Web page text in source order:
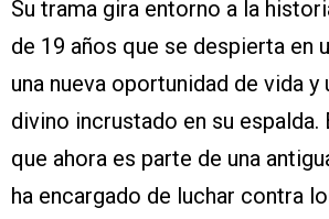
Su trama gira entorno a la
de 19 años que se despierta en
una nueva oportunidad de vida
divino incrustado en su espalda.
que ahora es parte de una
ha encargado de luchar contra